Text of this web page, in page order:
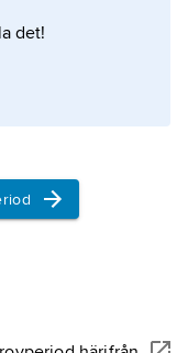
det!